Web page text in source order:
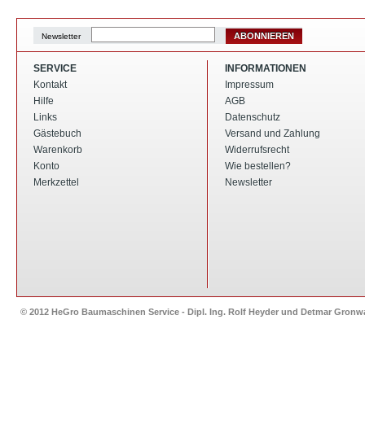
Newsletter ABONNIEREN
SERVICE
Kontakt
Hilfe
Links
Gästebuch
Warenkorb
Konto
Merkzettel
INFORMATIONEN
Impressum
AGB
Datenschutz
Versand und Zahlung
Widerrufsrecht
Wie bestellen?
Newsletter
© 2012 HeGro Baumaschinen Service - Dipl. Ing. Rolf Heyder und Detmar